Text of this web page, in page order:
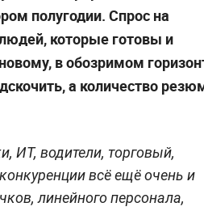
полугодии. Спрос на
которые готовы и
в обозримом
а количество
ИТ, водители, торговый,
всё ещё очень и
линейного персонала,